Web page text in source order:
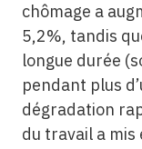
chômage a
5,2%, tandis
longue durée
pendant plus
dégradation
du travail a mis